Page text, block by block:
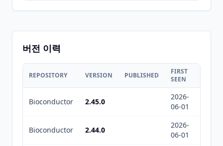
버전 이력
REPOSITORY VERSION PUBLISHED
FIRST
SEEN
Bioconductor 2.45.0
2026-
06-01
Bioconductor 2.44.0
2026-
06-01